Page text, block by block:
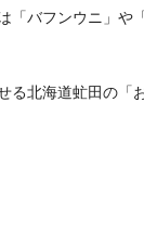
「バフンウニ」や
北海道虻田の「